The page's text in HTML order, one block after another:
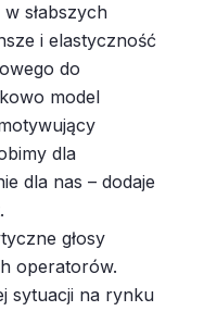
słabszych
i elastyczność
do
model
dla
dla nas – dodaje
głosy
operatorów.
sytuacji na rynku